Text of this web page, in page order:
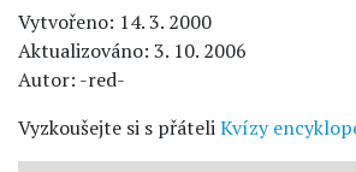
Vytvořeno: 14. 3. 2000
Aktualizováno: 3. 10. 2006
Autor: -red-
Vyzkoušejte si s přáteliKvízy